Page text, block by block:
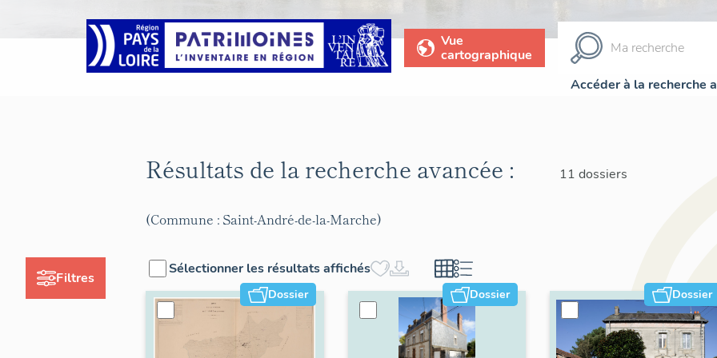
Vue
cartographique
Accéder à la recherche
Filtres
Résultats de la recherche avancée : 11 dossiers
(Commune : Saint-André-de-la-Marche)
Sélectionner les résultats affichés
Dossier Dossier Dossier